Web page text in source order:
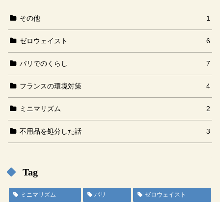
その他 1
ゼロウェイスト 6
パリでのくらし 7
フランスの環境対策 4
ミニマリズム 2
不用品を処分した話 3
Tag
ミニマリズム パリ ゼロウェイスト